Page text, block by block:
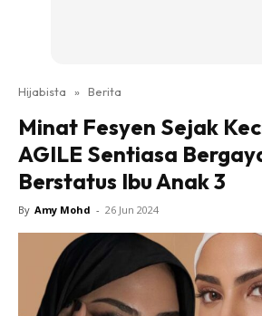
Hijabista » Berita
Minat Fesyen Sejak
AGILE Sentiasa
Berstatus Ibu Anak 3
By Amy Mohd - 26 Jun 2024